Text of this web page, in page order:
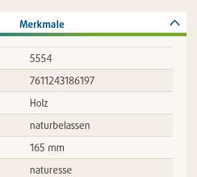
Merkmale
5554
7611243186197
Holz
naturbelassen
165 mm
naturesse